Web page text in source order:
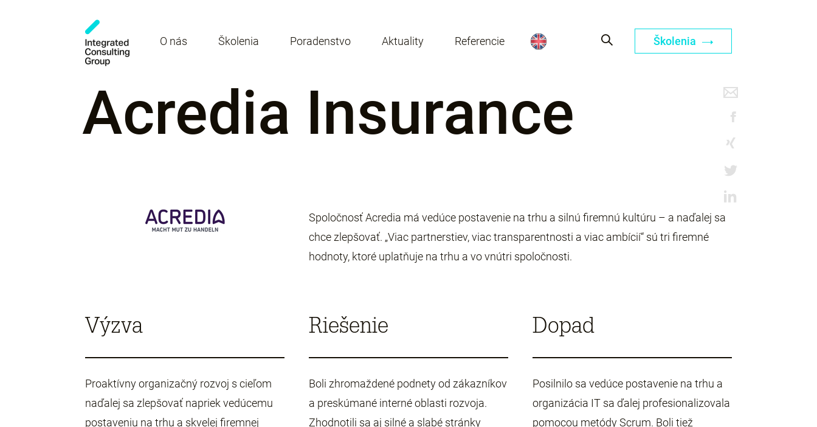
O nás Školenia Poradenstvo Aktuality Referencie Školenia
Acredia Insurance
Spoločnosť Acredia má vedúce postavenie na trhu a silnú firemnú kultúru – a naďalej sa
chce zlepšovať. „Viac partnerstiev, viac transparentnosti a viac ambícií“ sú tri firemné
hodnoty, ktoré uplatňuje na trhu a vo vnútri spoločnosti.
Výzva
Proaktívny organizačný rozvoj s cieľom
naďalej sa zlepšovať napriek vedúcemu
postaveniu na trhu a skvelej firemnej
Riešenie
Boli zhromaždené podnety od zákazníkov
a preskúmané interné oblasti rozvoja.
Zhodnotili sa aj silné a slabé stránky
Dopad
Posilnilo sa vedúce postavenie na trhu a
organizácia IT sa ďalej profesionalizovala
pomocou metódy Scrum. Boli tiež